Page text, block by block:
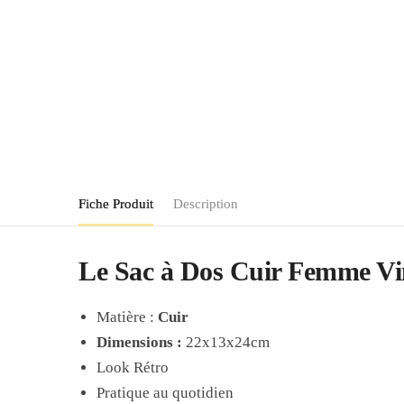
Fiche Produit Description
Le Sac à Dos Cuir Femme
Matière :Cuir
Dimensions : 22x13x24cm
Look Rétro
Pratique au quotidien